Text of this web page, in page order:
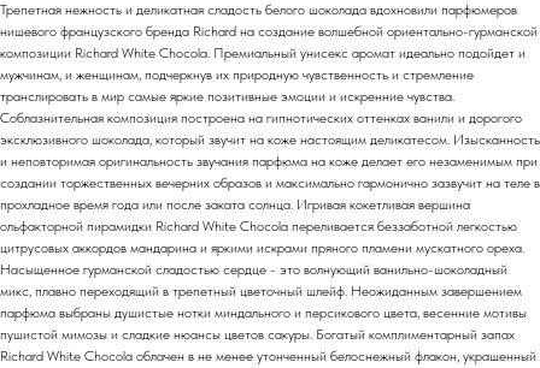
Трепетная нежность и деликатная сладость белого шоколада вдохновили парфюмеров
нишевого французского бренда Richard на создание волшебной ориентально-гурманской
композиции Richard White Chocola. Премиальный унисекс аромат идеально подойдет и
мужчинам, и женщинам, подчеркнув их природную чувственность и стремление
транслировать в мир самые яркие позитивные эмоции и искренние чувства.
Соблазнительная композиция построена на гипнотических оттенках ванили и дорогого
эксклюзивного шоколада, который звучит на коже настоящим деликатесом. Изысканность
и неповторимая оригинальность звучания парфюма на коже делает его незаменимым при
создании торжественных вечерних образов и максимально гармонично зазвучит на теле в
прохладное время года или после заката солнца. Игривая кокетливая вершина
ольфакторной пирамидки Richard White Chocola переливается беззаботной легкостью
цитрусовых аккордов мандарина и яркими искрами пряного пламени мускатного ореха.
Насыщенное гурманской сладостью сердце - это волнующий ванильно-шоколадный
микс, плавно переходящий в трепетный цветочный шлейф. Неожиданным завершением
парфюма выбраны душистые нотки миндального и персикового цвета, весенние мотивы
пушистой мимозы и сладкие нюансы цветов сакуры. Богатый комплиментарный запах
Richard White Chocola облачен в не менее утонченный белоснежный флакон, украшенный